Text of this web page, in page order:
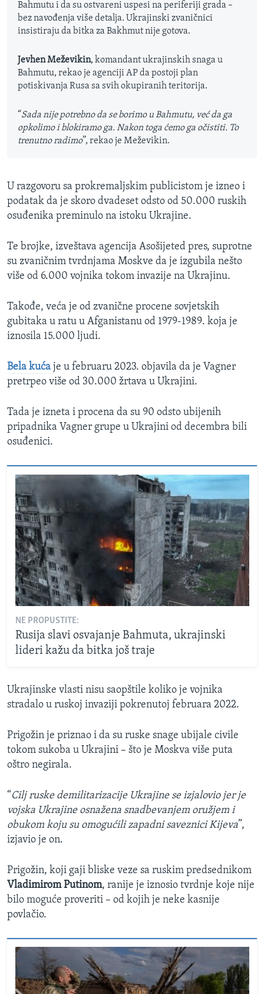
Bahmutu i da su ostvareni uspesi na periferiji grada –
bez navođenja više detalja. Ukrajinski zvaničnici
insistiraju da bitka za Bakhmut nije gotova.
Jevhen Meževikin, komandant ukrajinskih snaga u
Bahmutu, rekao je agenciji AP da postoji plan
potiskivanja Rusa sa svih okupiranih teritorija.
“Sada nije potrebno da se borimo u Bahmutu, već da ga
opkolimo i blokiramo ga. Nakon toga ćemo ga očistiti. To
trenutno radimo”, rekao je Meževikin.
U razgovoru sa prokremaljskim publicistom je izneo i
podatak da je skoro dvadeset odsto od 50.000 ruskih
osuđenika preminulo na istoku Ukrajine.
Te brojke, izveštava agencija Asošijeted pres, suprotne
su zvaničnim tvrdnjama Moskve da je izgubila nešto
više od 6.000 vojnika tokom invazije na Ukrajinu.
Takođe, veća je od zvanične procene sovjetskih
gubitaka u ratu u Afganistanu od 1979-1989. koja je
iznosila 15.000 ljudi.
Bela kuća je u februaru 2023. objavila da je Vagner
pretrpeo više od 30.000 žrtava u Ukrajini.
Tada je izneta i procena da su 90 odsto ubijenih
pripadnika Vagner grupe u Ukrajini od decembra bili
osuđenici.
NE PROPUSTITE:
Rusija slavi osvajanje Bahmuta, ukrajinski
lideri kažu da bitka još traje
Ukrajinske vlasti nisu saopštile koliko je vojnika
stradalo u ruskoj invaziji pokrenutoj februara 2022.
Prigožin je priznao i da su ruske snage ubijale civile
tokom sukoba u Ukrajini – što je Moskva više puta
oštro negirala.
“Cilj ruske demilitarizacije Ukrajine se izjalovio jer je
vojska Ukrajine osnažena snadbevanjem oružjem i
obukom koju su omogućili zapadni saveznici Kijeva”,
izjavio je on.
Prigožin, koji gaji bliske veze sa ruskim predsednikom
Vladimirom Putinom, ranije je iznosio tvrdnje koje nije
bilo moguće proveriti – od kojih je neke kasnije
povlačio.